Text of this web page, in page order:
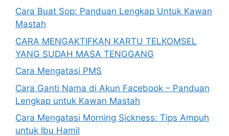
Cara Buat Sop: Panduan Lengkap Untuk Kawan
Mastah
CARA MENGAKTIFKAN KARTU TELKOMSEL
YANG SUDAH MASA TENGGANG
Cara Mengatasi PMS
Cara Ganti Nama di Akun Facebook – Panduan
Lengkap untuk Kawan Mastah
Cara Mengatasi Morning Sickness: Tips Ampuh
untuk Ibu Hamil